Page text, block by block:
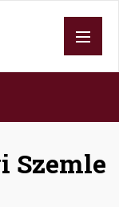
Szemle